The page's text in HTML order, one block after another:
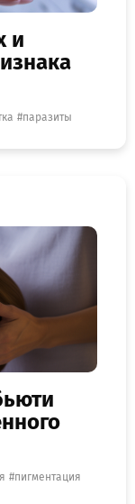
и
паразиты
пигментация